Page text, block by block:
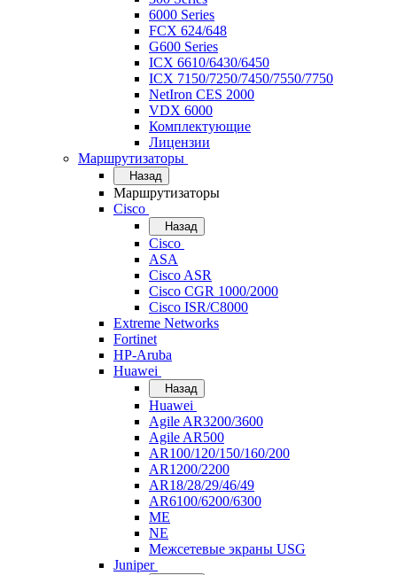
6000 Series
FCX 624/648
G600 Series
ICX 6610/6430/6450
ICX 7150/7250/7450/7550/7750
NetIron CES 2000
VDX 6000
Комплектующие
Лицензии
Маршрутизаторы
Назад
Маршрутизаторы
Cisco
Назад
Cisco
ASA
Cisco ASR
Cisco CGR 1000/2000
Cisco ISR/С8000
Extreme Networks
Fortinet
HP-Aruba
Huawei
Назад
Huawei
Agile AR3200/3600
Agile AR500
AR100/120/150/160/200
AR1200/2200
AR18/28/29/46/49
AR6100/6200/6300
ME
NE
Межсетевые экраны USG
Juniper